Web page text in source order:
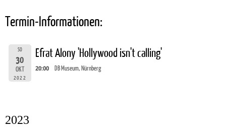
Termin-Informationen:
SO
30
OKT
2022
Efrat Alony 'Hollywood isn't calling'
20:00 DB Museum, Nürnberg
2023